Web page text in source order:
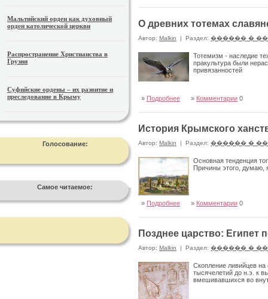
Мальтийский орден как духовный
орден католической церкви
Распространение Христианства в
Грузии
Суфийские ордены – их развитие и
преследование в Крыму
Голосование:
Самое читаемое:
О древних тотемах
Автор: Malkin | Раздел: ������ �
Тотемизм - наследие
пракультура были
привязанностей
» Подробнее » Комментарии 0
История Крымского
Автор: Malkin | Раздел: ������ �
Основная тенденция
Причины этого, думаю,
» Подробнее » Комментарии 0
Позднее царство: Египет
Автор: Malkin | Раздел: ������ �
Скопление ливийцев на
тысячелетий до н.э. к
вмешивавшихся во